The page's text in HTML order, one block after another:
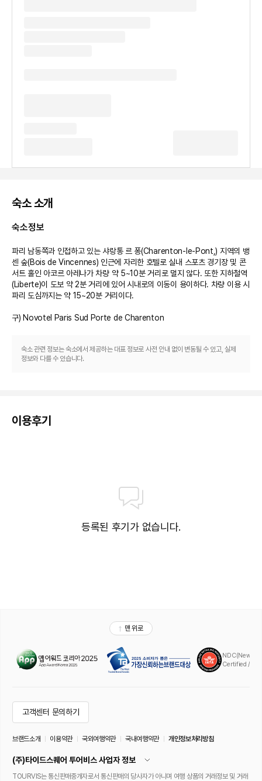
숙소 소개
숙소정보
파리 남동쪽과 인접하고 있는 샤랑통 르 퐁(Charenton-le-Pont,) 지역의 뱅
센 숲(Bois de Vincennes) 인근에 자리한 호텔로 실내 스포츠 경기장 및 콘
서트 홀인 아코르 아레나가 차량 약 5~10분 거리로 멀지 않다. 또한 지하철역
(Liberte)이 도보 약 2분 거리에 있어 시내로의 이동이 용이하다. 차량 이용 시
파리 도심까지는 약 15~20분 거리이다.
구) Novotel Paris Sud Porte de Charenton
숙소 관련 정보는 숙소에서 제공하는 대표 정보로 사전 안내 없이 변동될 수 있고, 실제
정보와 다를 수 있습니다.
이용후기
등록된 후기가 없습니다.